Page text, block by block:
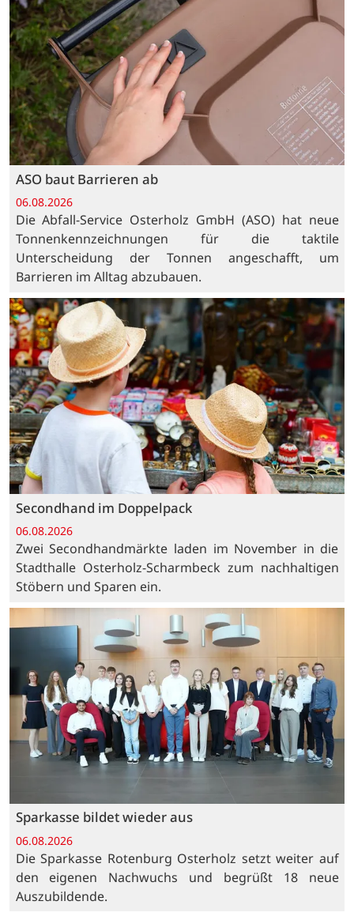
ASO baut Barrieren ab
06.08.2026
Die Abfall-Service Osterholz GmbH (ASO) hat neue
Tonnenkennzeichnungen für die taktile
Unterscheidung der Tonnen angeschafft, um
Barrieren im Alltag abzubauen.
Secondhand im Doppelpack
06.08.2026
Zwei Secondhandmärkte laden im November in die
Stadthalle Osterholz-Scharmbeck zum nachhaltigen
Stöbern und Sparen ein.
Sparkasse bildet wieder aus
06.08.2026
Die Sparkasse Rotenburg Osterholz setzt weiter auf
den eigenen Nachwuchs und begrüßt 18 neue
Auszubildende.